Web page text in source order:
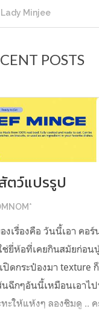
อบแต่ไม่รู้ต้องเริ่มตรง
พิ่มเติมมาเสริมความมั่น
Lady Minjee
POSTS
ตว์แปรรูป
องเรื่องคือ วันนี้เอา คอ
ช่ยี่ห้อที่เคยกินสมัยก่อ
ปิดกระป๋องมา texture
นฉีกๆอันนี้เหมือนเอาไ
ทะให้แห้งๆ ลองชิมดู ..